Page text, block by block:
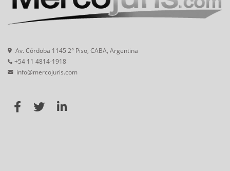
Av. Córdoba 1145 2° Piso, CABA, Argentina
+54 11 4814-1918
info@mercojuris.com